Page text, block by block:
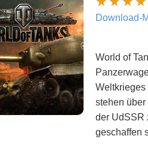
Download-
World of
Weltkrieges
stehen
der UdSSR
geschaffen